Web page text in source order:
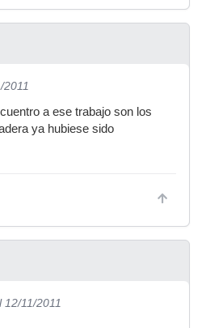
2011
a ese trabajo son los
ya hubiese sido
12/11/2011